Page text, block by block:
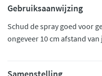
Gebruiksaanwijzing
Schud de spray goed voor
ongeveer 10 cm afstand
Samenstelling